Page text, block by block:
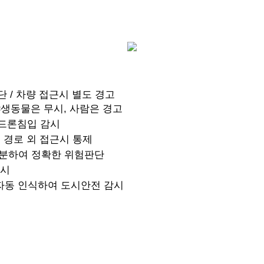
/ 차량 접근시 별도 경고
동물은 무시, 사람은 경고
론침입 감시
로 외 접근시 통제
하여 정확한 위험판단
동 인식하여 도시안전 감시